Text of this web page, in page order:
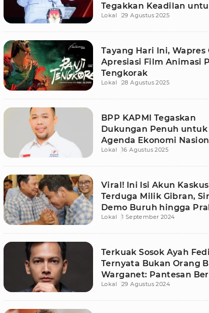
Tegakkan Keadilan
Kurniawan
Lokal 29 Agustus 2025
Tayang Hari Ini, Wapres
Apresiasi Film Animasi
Tengkorak
Lokal 28 Agustus 2025
BPP KAPMI Tegaskan
Dukungan Penuh untuk
Agenda Ekonomi
Presiden Prabowo
Lokal 16 Agustus 2025
Viral! Ini Isi Akun Kaskus
Terduga Milik Gibran,
Demo Buruh hingga
Subianto
Lokal 1 September 2024
Terkuak Sosok Ayah
Ternyata Bukan Orang
Warganet: Pantesan
Banget
Lokal 29 Agustus 2024